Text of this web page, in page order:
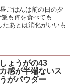
ごはんは前の日の夕
も何を食べても
あとは消化がいいも
ょうがの43
感が半端ないス
がパウダー